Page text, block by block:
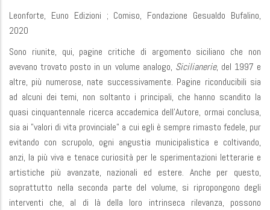
Leonforte, Euno Edizioni ; Comiso, Fondazione Gesualdo Bufalino,
2020
Sono riunite, qui, pagine critiche di argomento siciliano che non
avevano trovato posto in un volume analogo, Sicilianerie, del 1997 e
altre, più numerose, nate successivamente. Pagine riconducibili sia
ad alcuni dei temi, non soltanto i principali, che hanno scandito la
quasi cinquantennale ricerca accademica dell'Autore, ormai conclusa,
sia ai "valori di vita provinciale" a cui egli è sempre rimasto fedele, pur
evitando con scrupolo, ogni angustia municipalistica e coltivando,
anzi, la più viva e tenace curiosità per le sperimentazioni letterarie e
artistiche più avanzate, nazionali ed estere. Anche per questo,
soprattutto nella seconda parte del volume, si ripropongono degli
interventi che, al di là della loro intrinseca rilevanza, possono